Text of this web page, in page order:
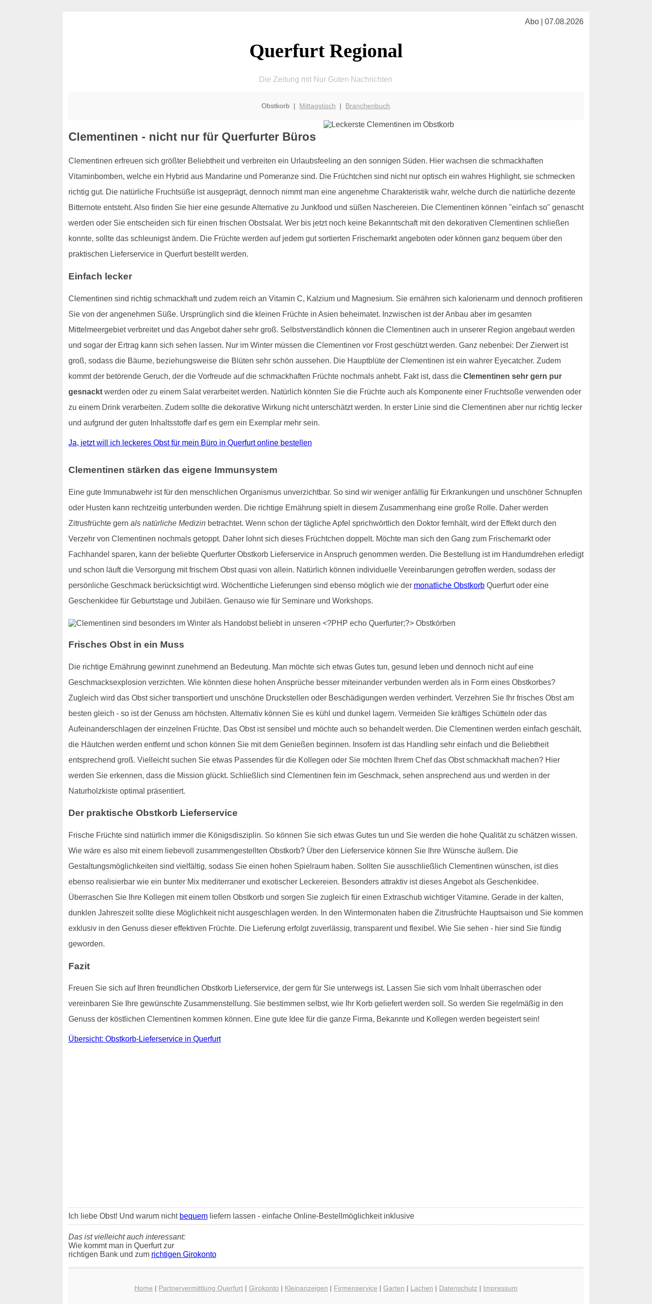
Abo | 07.08.2026
Querfurt Regional
Die Zeitung mit Nur Guten Nachrichten
Obstkorb | Mittagstisch | Branchenbuch
Clementinen - nicht nur für Querfurter Büros
Clementinen erfreuen sich größter Beliebtheit und verbreiten ein Urlaubsfeeling an den sonnigen Süden. Hier wachsen die schmackhaften
Vitaminbomben, welche ein Hybrid aus Mandarine und Pomeranze sind. Die Früchtchen sind nicht nur optisch ein wahres Highlight, sie schmecken
richtig gut. Die natürliche Fruchtsüße ist ausgeprägt, dennoch nimmt man eine angenehme Charakteristik wahr, welche durch die natürliche dezente
Bitternote entsteht. Also finden Sie hier eine gesunde Alternative zu Junkfood und süßen Naschereien. Die Clementinen können "einfach so" genascht
werden oder Sie entscheiden sich für einen frischen Obstsalat. Wer bis jetzt noch keine Bekanntschaft mit den dekorativen Clementinen schließen
konnte, sollte das schleunigst ändern. Die Früchte werden auf jedem gut sortierten Frischemarkt angeboten oder können ganz bequem über den
praktischen Lieferservice in Querfurt bestellt werden.
Einfach lecker
Clementinen sind richtig schmackhaft und zudem reich an Vitamin C, Kalzium und Magnesium. Sie ernähren sich kalorienarm und dennoch profitieren
Sie von der angenehmen Süße. Ursprünglich sind die kleinen Früchte in Asien beheimatet. Inzwischen ist der Anbau aber im gesamten
Mittelmeergebiet verbreitet und das Angebot daher sehr groß. Selbstverständlich können die Clementinen auch in unserer Region angebaut werden
und sogar der Ertrag kann sich sehen lassen. Nur im Winter müssen die Clementinen vor Frost geschützt werden. Ganz nebenbei: Der Zierwert ist
groß, sodass die Bäume, beziehungsweise die Blüten sehr schön aussehen. Die Hauptblüte der Clementinen ist ein wahrer Eyecatcher. Zudem
kommt der betörende Geruch, der die Vorfreude auf die schmackhaften Früchte nochmals anhebt. Fakt ist, dass die Clementinen sehr gern pur
gesnacktwerden oder zu einem Salat verarbeitet werden. Natürlich könnten Sie die Früchte auch als Komponente einer Fruchtsoße verwenden oder
zu einem Drink verarbeiten. Zudem sollte die dekorative Wirkung nicht unterschätzt werden. In erster Linie sind die Clementinen aber nur richtig lecker
und aufgrund der guten Inhaltsstoffe darf es gern ein Exemplar mehr sein.
Ja, jetzt will ich leckeres Obst für mein Büro in Querfurt online bestellen
Clementinen stärken das eigene Immunsystem
Eine gute Immunabwehr ist für den menschlichen Organismus unverzichtbar. So sind wir weniger anfällig für Erkrankungen und unschöner Schnupfen
oder Husten kann rechtzeitig unterbunden werden. Die richtige Ernährung spielt in diesem Zusammenhang eine große Rolle. Daher werden
Zitrusfrüchte gern als natürliche Medizinbetrachtet. Wenn schon der tägliche Apfel sprichwörtlich den Doktor fernhält, wird der Effekt durch den
Verzehr von Clementinen nochmals getoppt. Daher lohnt sich dieses Früchtchen doppelt. Möchte man sich den Gang zum Frischemarkt oder
Fachhandel sparen, kann der beliebte Querfurter Obstkorb Lieferservice in Anspruch genommen werden. Die Bestellung ist im Handumdrehen erledigt
und schon läuft die Versorgung mit frischem Obst quasi von allein. Natürlich können individuelle Vereinbarungen getroffen werden, sodass der
persönliche Geschmack berücksichtigt wird. Wöchentliche Lieferungen sind ebenso möglich wie der monatliche ObstkorbQuerfurt oder eine
Geschenkidee für Geburtstage und Jubiläen. Genauso wie für Seminare und Workshops.
Frisches Obst in ein Muss
Die richtige Ernährung gewinnt zunehmend an Bedeutung. Man möchte sich etwas Gutes tun, gesund leben und dennoch nicht auf eine
Geschmacksexplosion verzichten. Wie könnten diese hohen Ansprüche besser miteinander verbunden werden als in Form eines Obstkorbes?
Zugleich wird das Obst sicher transportiert und unschöne Druckstellen oder Beschädigungen werden verhindert. Verzehren Sie Ihr frisches Obst am
besten gleich - so ist der Genuss am höchsten. Alternativ können Sie es kühl und dunkel lagern. Vermeiden Sie kräftiges Schütteln oder das
Aufeinanderschlagen der einzelnen Früchte. Das Obst ist sensibel und möchte auch so behandelt werden. Die Clementinen werden einfach geschält,
die Häutchen werden entfernt und schon können Sie mit dem Genießen beginnen. Insofern ist das Handling sehr einfach und die Beliebtheit
entsprechend groß. Vielleicht suchen Sie etwas Passendes für die Kollegen oder Sie möchten Ihrem Chef das Obst schmackhaft machen? Hier
werden Sie erkennen, dass die Mission glückt. Schließlich sind Clementinen fein im Geschmack, sehen ansprechend aus und werden in der
Naturholzkiste optimal präsentiert.
Der praktische Obstkorb Lieferservice
Frische Früchte sind natürlich immer die Königsdisziplin. So können Sie sich etwas Gutes tun und Sie werden die hohe Qualität zu schätzen wissen.
Wie wäre es also mit einem liebevoll zusammengestellten Obstkorb? Über den Lieferservice können Sie Ihre Wünsche äußern. Die
Gestaltungsmöglichkeiten sind vielfältig, sodass Sie einen hohen Spielraum haben. Sollten Sie ausschließlich Clementinen wünschen, ist dies
ebenso realisierbar wie ein bunter Mix mediterraner und exotischer Leckereien. Besonders attraktiv ist dieses Angebot als Geschenkidee.
Überraschen Sie Ihre Kollegen mit einem tollen Obstkorb und sorgen Sie zugleich für einen Extraschub wichtiger Vitamine. Gerade in der kalten,
dunklen Jahreszeit sollte diese Möglichkeit nicht ausgeschlagen werden. In den Wintermonaten haben die Zitrusfrüchte Hauptsaison und Sie kommen
exklusiv in den Genuss dieser effektiven Früchte. Die Lieferung erfolgt zuverlässig, transparent und flexibel. Wie Sie sehen - hier sind Sie fündig
geworden.
Fazit
Freuen Sie sich auf Ihren freundlichen Obstkorb Lieferservice, der gern für Sie unterwegs ist. Lassen Sie sich vom Inhalt überraschen oder
vereinbaren Sie Ihre gewünschte Zusammenstellung. Sie bestimmen selbst, wie Ihr Korb geliefert werden soll. So werden Sie regelmäßig in den
Genuss der köstlichen Clementinen kommen können. Eine gute Idee für die ganze Firma, Bekannte und Kollegen werden begeistert sein!
Übersicht: Obstkorb-Lieferservice in Querfurt
Ich liebe Obst! Und warum nicht bequemliefern lassen - einfache Online-Bestellmöglichkeit inklusive
Das ist vielleicht auch interessant:
Wie kommt man in Querfurt zur
richtigen Bank und zum richtigen Girokonto
Home | Partnervermittlung Querfurt| Girokonto | Kleinanzeigen | Firmenservice | Garten | Lachen | Datenschutz | Impressum